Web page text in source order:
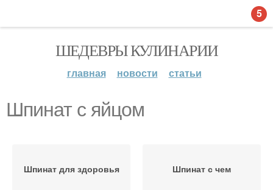
ШЕДЕВРЫ КУЛИНАРИИ
главная новости статьи
Шпинат с яйцом
Шпинат для здоровья Шпинат с чем
5